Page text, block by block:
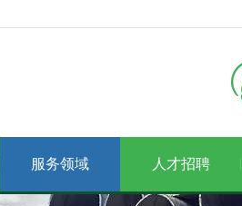
服务领域 人才招聘